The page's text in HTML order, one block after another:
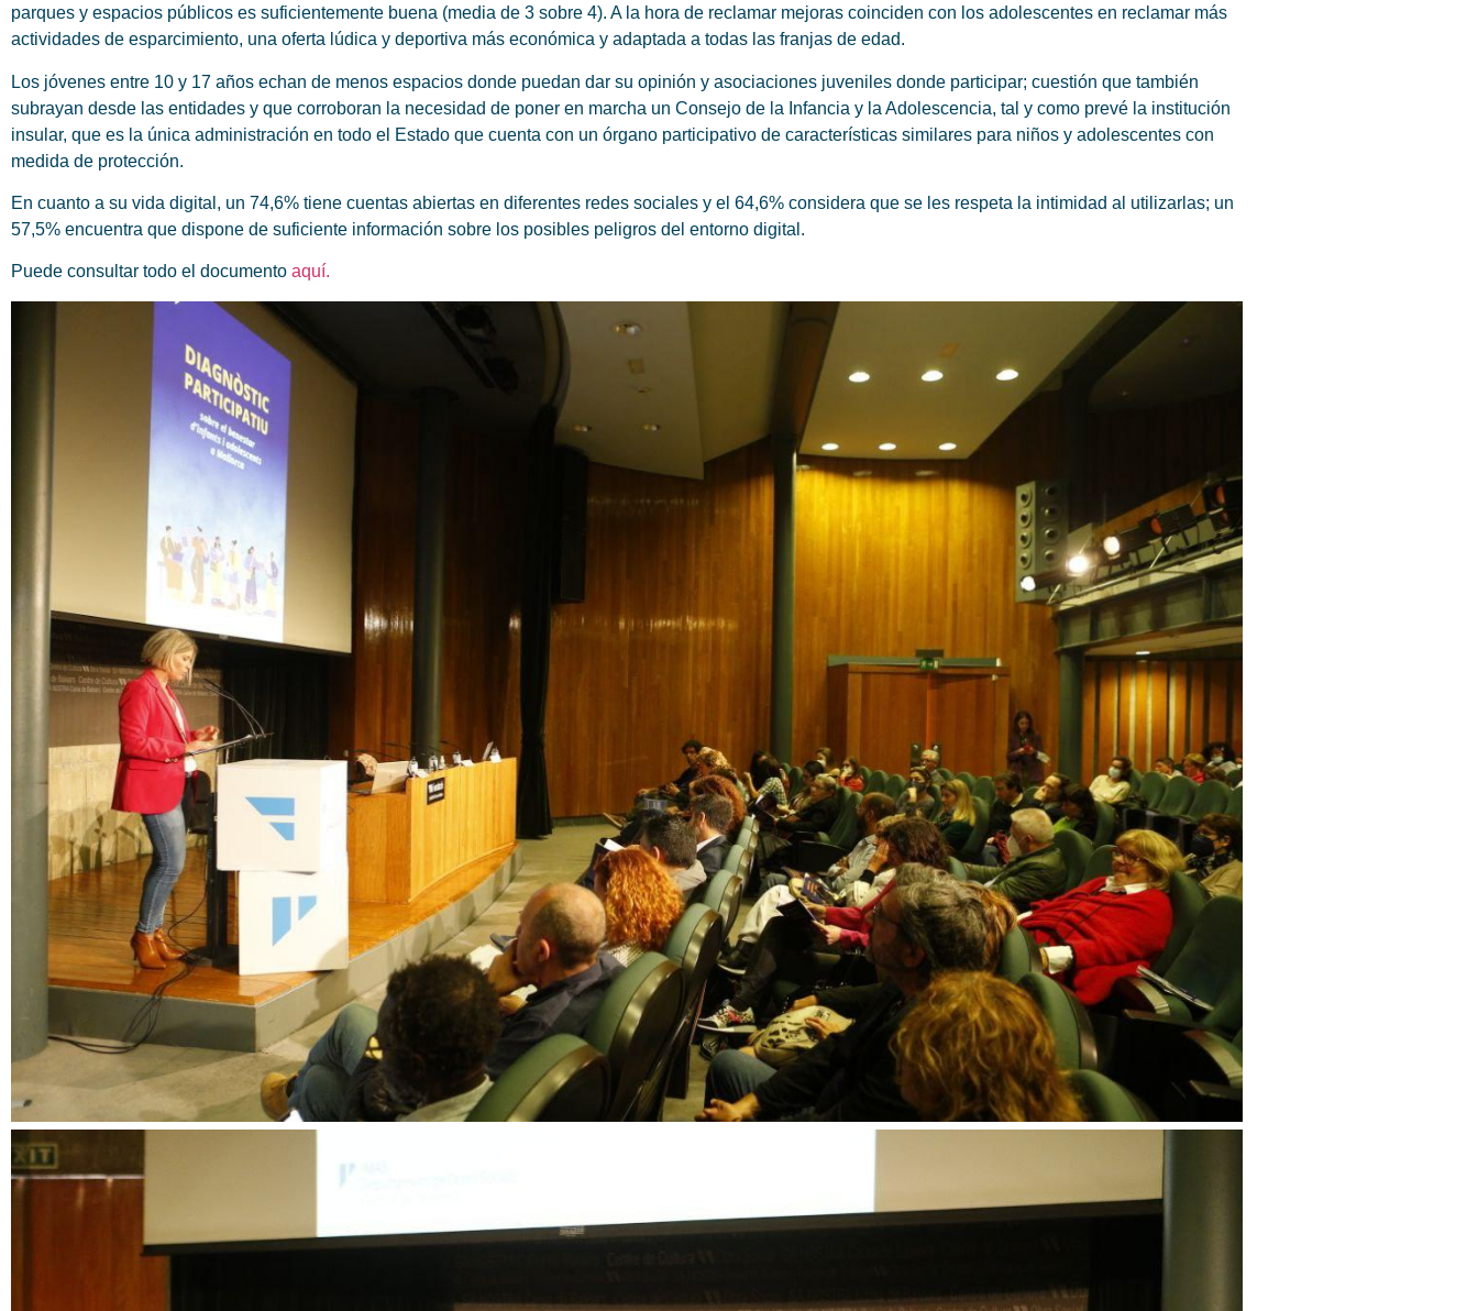
parques y espacios públicos es suficientemente buena (media de 3 sobre 4). A la hora de reclamar mejoras coinciden con los adolescentes en reclamar más
actividades de esparcimiento, una oferta lúdica y deportiva más económica y adaptada a todas las franjas de edad.
Los jóvenes entre 10 y 17 años echan de menos espacios donde puedan dar su opinión y asociaciones juveniles donde participar; cuestión que también
subrayan desde las entidades y que corroboran la necesidad de poner en marcha un Consejo de la Infancia y la Adolescencia, tal y como prevé la institución
insular, que es la única administración en todo el Estado que cuenta con un órgano participativo de características similares para niños y adolescentes con
medida de protección.
En cuanto a su vida digital, un 74,6% tiene cuentas abiertas en diferentes redes sociales y el 64,6% considera que se les respeta la intimidad al utilizarlas; un
57,5% encuentra que dispone de suficiente información sobre los posibles peligros del entorno digital.
Puede consultar todo el documento aquí.